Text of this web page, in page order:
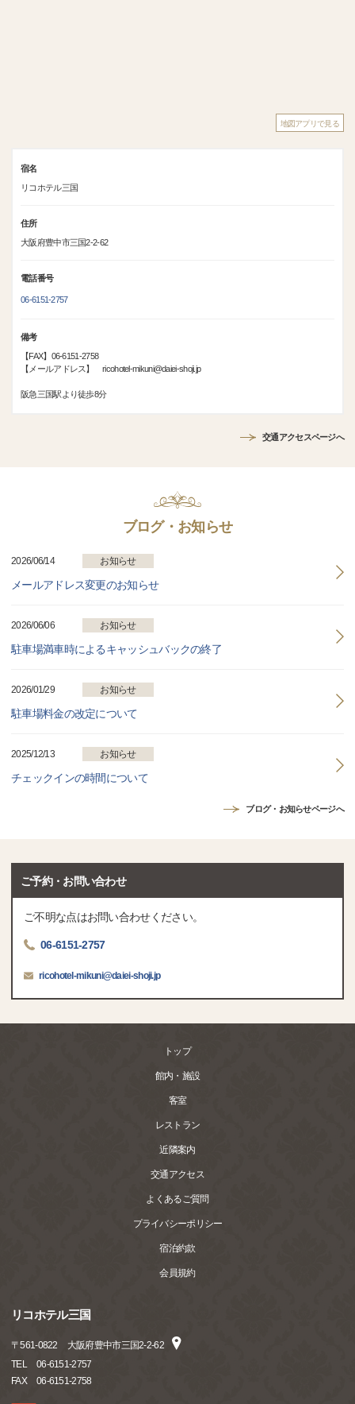
地図アプリで見る
宿名
リコホテル三国
住所
大阪府豊中市三国2‐2‐62
電話番号
06-6151-2757
備考
【FAX】06-6151-2758
【メールアドレス】 ricohotel-mikuni@daiei-shoji.jp
阪急三国駅より徒歩8分
交通アクセスページへ
ブログ・お知らせ
2026/06/14 お知らせ
メールアドレス変更のお知らせ
2026/06/06 お知らせ
駐車場満車時によるキャッシュバックの終了
2026/01/29 お知らせ
駐車場料金の改定について
2025/12/13 お知らせ
チェックインの時間について
ブログ・お知らせページへ
ご予約・お問い合わせ
ご不明な点はお問い合わせください。
06-6151-2757
ricohotel-mikuni@daiei-shoji.jp
トップ
館内・施設
客室
レストラン
近隣案内
交通アクセス
よくあるご質問
プライバシーポリシー
宿泊約款
会員規約
リコホテル三国
〒561-0822
大阪府豊中市三国2‐2‐62
TEL
06-6151-2757
FAX
06-6151-2758